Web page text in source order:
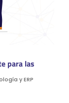
para las
y ERP